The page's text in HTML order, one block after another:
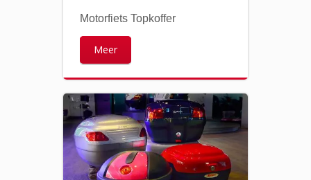
Motorfiets Topkoffer
Meer